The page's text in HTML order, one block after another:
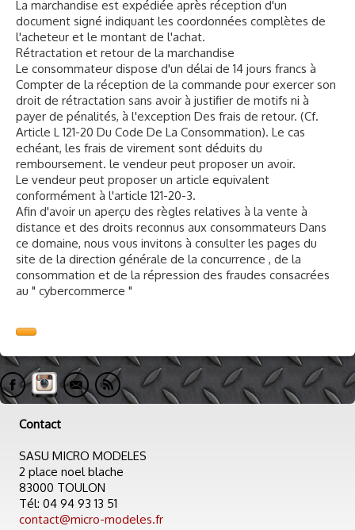
La marchandise est expédiée après réception d'un
document signé indiquant les coordonnées complètes de
l'acheteur et le montant de l'achat.
Rétractation et retour de la marchandise
Le consommateur dispose d'un délai de 14 jours francs à
Compter de la réception de la commande pour exercer son
droit de rétractation sans avoir à justifier de motifs ni à
payer de pénalités, à l'exception Des frais de retour. (Cf.
Article L 121-20 Du Code De La Consommation). Le cas
echéant, les frais de virement sont déduits du
remboursement. le vendeur peut proposer un avoir.
Le vendeur peut proposer un article equivalent
conformément à l'article 121-20-3.
Afin d'avoir un aperçu des règles relatives à la vente à
distance et des droits reconnus aux consommateurs Dans
ce domaine, nous vous invitons à consulter les pages du
site de la direction générale de la concurrence , de la
consommation et de la répression des fraudes consacrées
au " cybercommerce "
Contact
SASU MICRO MODELES
2 place noel blache
83000 TOULON
Tél: 04 94 93 13 51
contact@micro-modeles.fr